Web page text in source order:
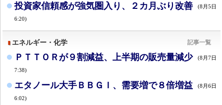
投資家信頼感が強気圏入り、２カ月ぶり改善 (8月5日
6:20)
エネルギー・化学 記事一覧
ＰＴＴＯＲが９割減益、上半期の販売量減少 (8月7日
7:38)
エタノール大手ＢＢＧＩ、需要増で８倍増益 (8月6日
6:02)